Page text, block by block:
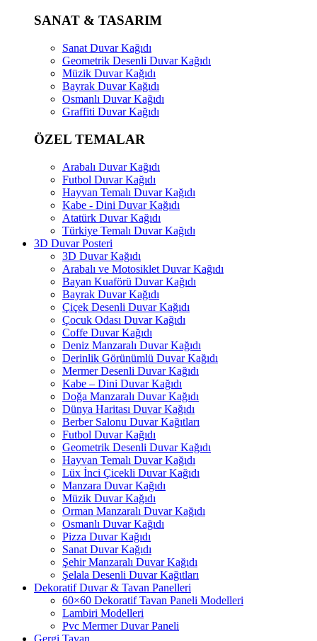
SANAT & TASARIM
Sanat Duvar Kağıdı
Geometrik Desenli Duvar Kağıdı
Müzik Duvar Kağıdı
Bayrak Duvar Kağıdı
Osmanlı Duvar Kağıdı
Graffiti Duvar Kağıdı
ÖZEL TEMALAR
Arabalı Duvar Kağıdı
Futbol Duvar Kağıdı
Hayvan Temalı Duvar Kağıdı
Kabe - Dini Duvar Kağıdı
Atatürk Duvar Kağıdı
Türkiye Temalı Duvar Kağıdı
3D Duvar Posteri
3D Duvar Kağıdı
Arabalı ve Motosiklet Duvar Kağıdı
Bayan Kuaförü Duvar Kağıdı
Bayrak Duvar Kağıdı
Çiçek Desenli Duvar Kağıdı
Çocuk Odası Duvar Kağıdı
Coffe Duvar Kağıdı
Deniz Manzaralı Duvar Kağıdı
Derinlik Görünümlü Duvar Kağıdı
Mermer Desenli Duvar Kağıdı
Kabe – Dini Duvar Kağıdı
Doğa Manzaralı Duvar Kağıdı
Dünya Haritası Duvar Kağıdı
Berber Salonu Duvar Kağıtları
Futbol Duvar Kağıdı
Geometrik Desenli Duvar Kağıdı
Hayvan Temalı Duvar Kağıdı
Lüx İnci Çicekli Duvar Kağıdı
Manzara Duvar Kağıdı
Müzik Duvar Kağıdı
Orman Manzaralı Duvar Kağıdı
Osmanlı Duvar Kağıdı
Pizza Duvar Kağıdı
Sanat Duvar Kağıdı
Şehir Manzaralı Duvar Kağıdı
Şelala Desenli Duvar Kağıtları
Dekoratif Duvar & Tavan Panelleri
60×60 Dekoratif Tavan Paneli Modelleri
Lambiri Modelleri
Pvc Mermer Duvar Paneli
Gergi Tavan